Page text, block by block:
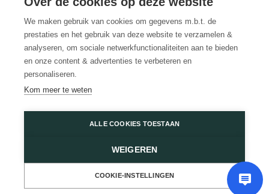
Over ons
Wini’s
Plattegrond
Diensten
Promoties
Huur een winkel
Veelgestelde vragen
Wijnegem Shopping Center
Contacteer ons
We maken gebruik van cookies om gegevens m.b.t. de
prestaties en het gebruik van deze website te verzamelen &
analyseren, om sociale netwerkfunctionaliteiten aan te bieden
en onze content & advertenties te verbeteren en
personaliseren.
Kom meer te weten
ALLE COOKIES TOESTAAN
WEIGEREN
COOKIE-INSTELLINGEN